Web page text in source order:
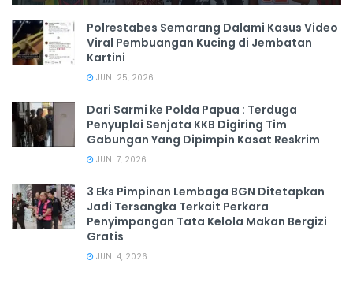
Polrestabes Semarang Dalami Kasus Video
Viral Pembuangan Kucing di Jembatan
Kartini
JUNI 25, 2026
Dari Sarmi ke Polda Papua : Terduga
Penyuplai Senjata KKB Digiring Tim
Gabungan Yang Dipimpin Kasat Reskrim
JUNI 7, 2026
3 Eks Pimpinan Lembaga BGN Ditetapkan
Jadi Tersangka Terkait Perkara
Penyimpangan Tata Kelola Makan Bergizi
Gratis
JUNI 4, 2026